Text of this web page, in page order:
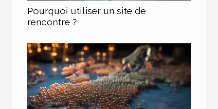
Pourquoi utiliser un site de
rencontre ?